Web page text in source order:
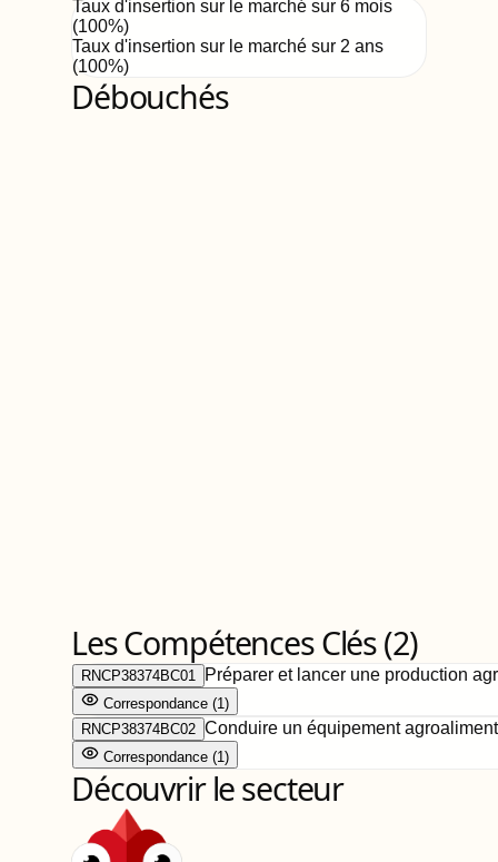
Taux d'insertion sur le marché sur 6 mois
(100%)
Taux d'insertion sur le marché sur 2 ans
(100%)
Débouchés
Les Compétences Clés (2)
RNCP38374BC01 Préparer et lancer une production
Correspondance (1)
RNCP38374BC02 Conduire un équipement
Correspondance (1)
Découvrir le secteur